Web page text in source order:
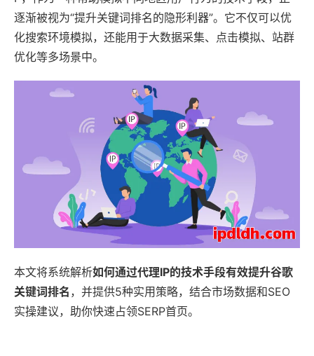
逐渐被视为“提升关键词排名的隐形利器”。它不仅可以优
化搜索环境模拟，还能用于大数据采集、点击模拟、站群
优化等多场景中。
本文将系统解析如何通过代理IP的技术手段有效提升谷歌
关键词排名 ，并提供5种实用策略，结合市场数据和SEO
实操建议，助你快速占领SERP首页。